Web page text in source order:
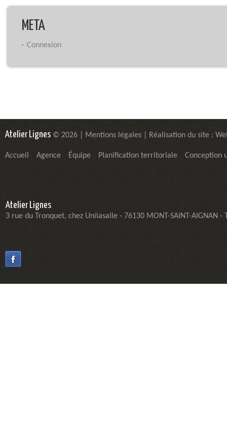
META
Connexion
Atelier Lignes © 2026 | Mentions légales | Réalisation du site :
Accueil Agence Équipe Planification territoriale Conception
Atelier Lignes
3 rue du Tronquet, chez Unilasalle - 76130 MONT-SAINT-AIGNAN